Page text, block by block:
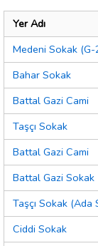
Yer Adı
Medeni Sokak
Bahar Sokak
Battal Gazi Cami
Taşçı Sokak
Battal Gazi Cami
Battal Gazi Sokak
Taşçı Sokak (Ada
Ciddi Sokak